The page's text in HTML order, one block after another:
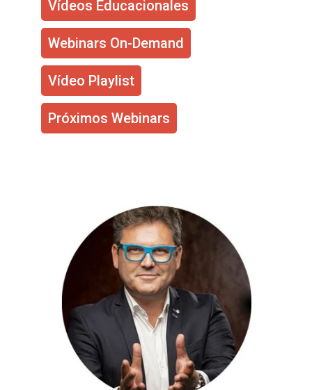
Vídeos Educacionales
Webinars On-Demand
Vídeo Playlist
Próximos Webinars